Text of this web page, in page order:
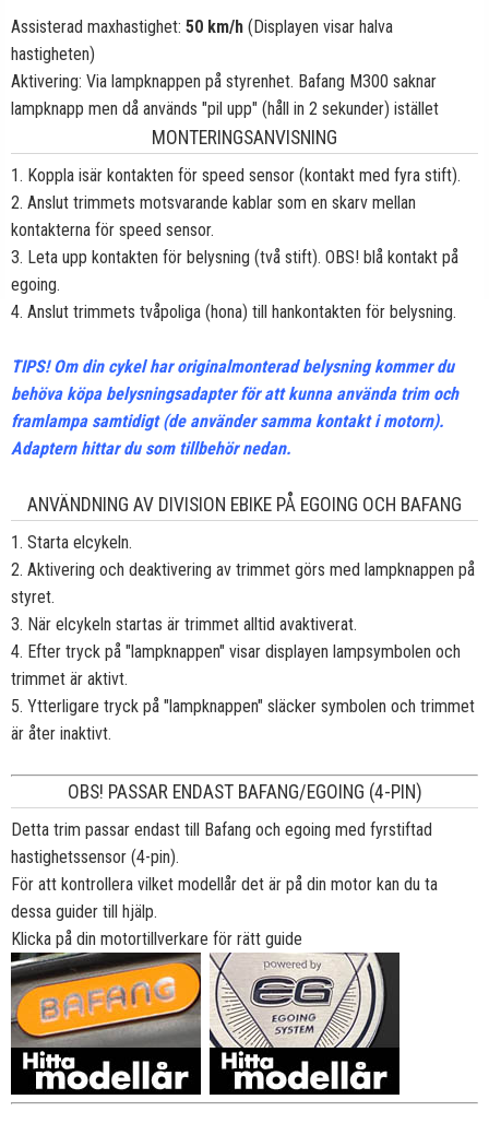
Assisterad maxhastighet: 50 km/h (Displayen visar halva
hastigheten)
Aktivering: Via lampknappen på styrenhet. Bafang M300 saknar
lampknapp men då används "pil upp" (håll in 2 sekunder) istället
MONTERINGSANVISNING
1. Koppla isär kontakten för speed sensor (kontakt med fyra stift).
2. Anslut trimmets motsvarande kablar som en skarv mellan
kontakterna för speed sensor.
3. Leta upp kontakten för belysning (två stift). OBS! blå kontakt på
egoing.
4. Anslut trimmets tvåpoliga (hona) till hankontakten för belysning.
TIPS! Om din cykel har originalmonterad belysning kommer du
behöva köpa belysningsadapter för att kunna använda trim och
framlampa samtidigt (de använder samma kontakt i motorn).
Adaptern hittar du som tillbehör nedan.
ANVÄNDNING AV DIVISION EBIKE PÅ EGOING OCH BAFANG
1. Starta elcykeln.
2. Aktivering och deaktivering av trimmet görs med lampknappen på
styret.
3. När elcykeln startas är trimmet alltid avaktiverat.
4. Efter tryck på "lampknappen" visar displayen lampsymbolen och
trimmet är aktivt.
5. Ytterligare tryck på "lampknappen" släcker symbolen och trimmet
är åter inaktivt.
OBS! PASSAR ENDAST BAFANG/EGOING (4-PIN)
Detta trim passar endast till Bafang och egoing med fyrstiftad
hastighetssensor (4-pin).
För att kontrollera vilket modellår det är på din motor kan du ta
dessa guider till hjälp.
Klicka på din motortillverkare för rätt guide